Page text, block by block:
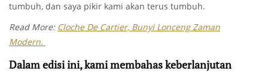
tumbuh, dan saya pikir kami akan terus tumbuh.
Read More: Cloche De Cartier, Bunyi Lonceng Zaman
Modern.
Dalam edisi ini, kami membahas keberlanjutan